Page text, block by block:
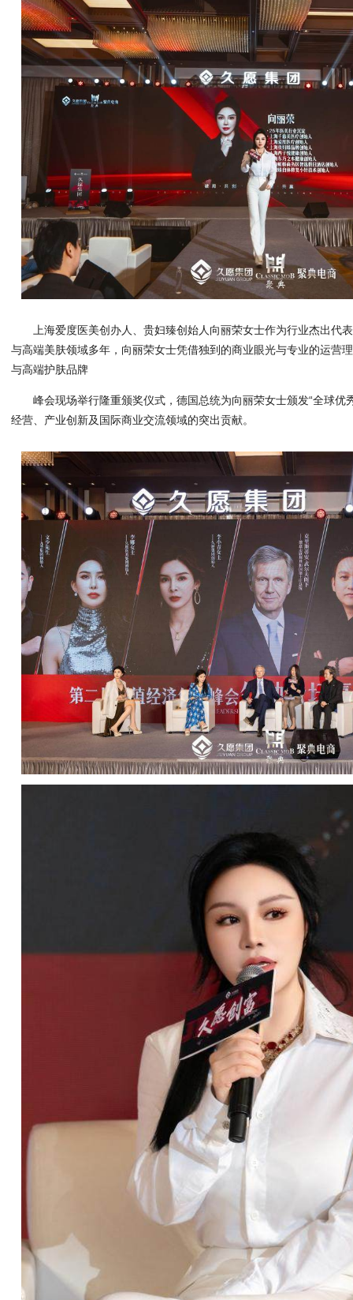
上海爱度医美创办人、贵妇臻创始人向丽荣女士作为行业杰出代
与高端美肤领域多年，向丽荣女士凭借独到的商业眼光与专业的运营
与高端护肤品牌
峰会现场举行隆重颁奖仪式，德国总统为向丽荣女士颁发“全球优
经营、产业创新及国际商业交流领域的突出贡献。